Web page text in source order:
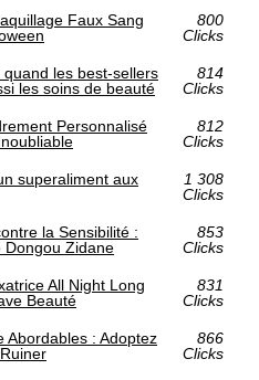
Faux Sang
800
Clicks
les best-sellers
les soins de beauté
814
Clicks
Personnalisé
812
Clicks
superaliment aux
1 308
Clicks
la Sensibilité :
Dongou Zidane
853
Clicks
All Night Long
Beauté
831
Clicks
Abordables : Adoptez
866
Clicks